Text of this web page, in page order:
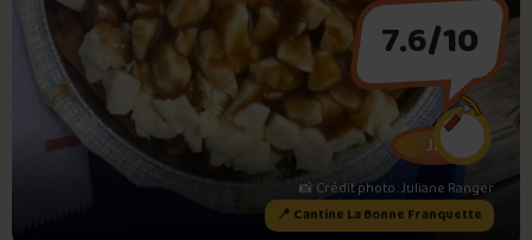
7.6/10
JR
📸 Crédit photo : Juliane Ranger
📍 Cantine La Bonne Franquette